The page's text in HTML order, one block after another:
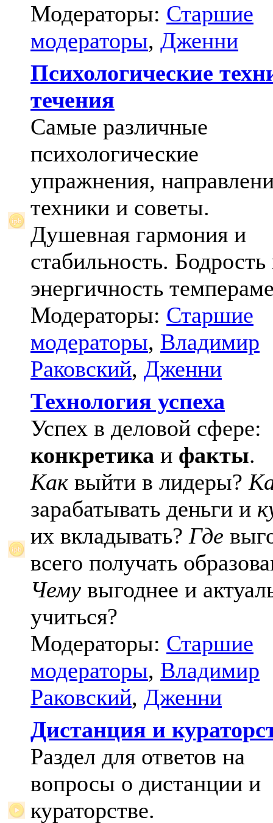
Модераторы: Старшие
модераторы, Дженни
Психологические
течения
Самые различные
психологические
упражнения,
техники и советы.
Душевная гармония и
стабильность. Бодрость
энергичность
Модераторы: Старшие
модераторы, Владимир
Раковский, Дженни
Технология успеха
Успех в деловой сфере:
конкретика и факты.
Как выйти в лидеры?
зарабатывать деньги и
их вкладывать? Где
всего получать
Чему выгоднее и
учиться?
Модераторы: Старшие
модераторы, Владимир
Раковский, Дженни
Дистанция и
Раздел для ответов на
вопросы о дистанции и
кураторстве.